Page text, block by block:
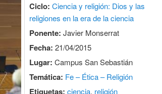
Ciclo: Ciencia y religión: Dios y las
religiones en la era de la ciencia
Ponente: Javier Monserrat
Fecha: 21/04/2015
Lugar: Campus San Sebastián
Temática: Fe – Ética – Religión
Etiquetas: ciencia, religión